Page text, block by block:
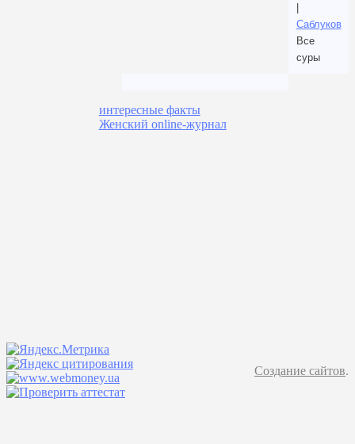
|
Саблуков
Все
суры
интересные факты
Женский online-журнал
Создание сайтов.